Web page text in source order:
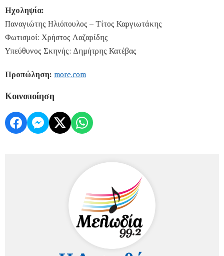
Ηχοληψία:
Παναγιώτης Ηλιόπουλος – Τίτος Καργιωτάκης
Φωτισμοί: Χρήστος Λαζαρίδης
Υπεύθυνος Σκηνής: Δημήτρης Κατέβας
Προπώληση: more.com
Κοινοποίηση